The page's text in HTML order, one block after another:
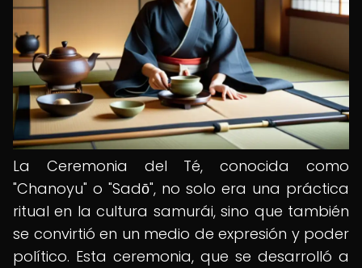
La Ceremonia del Té, conocida como
"Chanoyu" o "Sadō", no solo era una práctica
ritual en la cultura samurái, sino que también
se convirtió en un medio de expresión y poder
político. Esta ceremonia, que se desarrolló a